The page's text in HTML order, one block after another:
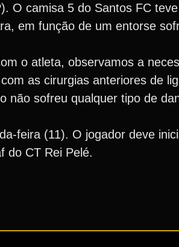
O camisa 5 do Santos FC
em função de um entorse
o atleta, observamos a
as cirurgias anteriores de
sofreu qualquer tipo de
feira (11). O jogador deve
do CT Rei Pelé.